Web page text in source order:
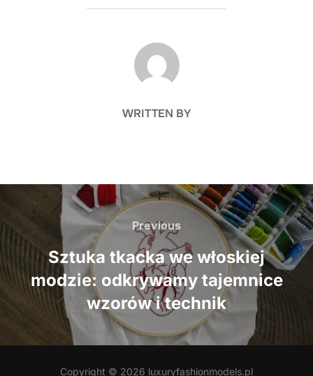
POST AUTHOR
WRITTEN BY
Nawigacja
wpisu
Previous
Previous
Sztuka tkacka we włoskiej
modzie: odkrywamy tajemnice
wzorów i technik
Copyright © 2026 luxuryfashionmodels.pl